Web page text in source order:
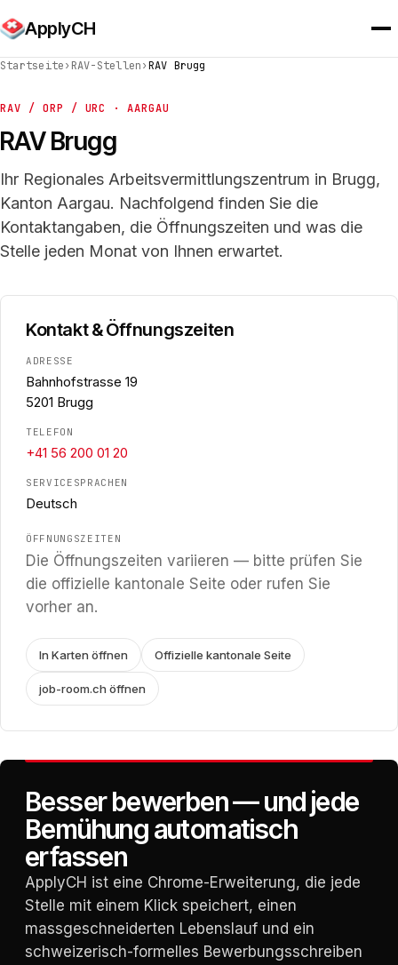
ApplyCH
Startseite› RAV-Stellen›RAV Brugg
RAV / ORP / URC · AARGAU
RAV Brugg
Ihr Regionales Arbeitsvermittlungszentrum in Brugg,
Kanton Aargau. Nachfolgend finden Sie die
Kontaktangaben, die Öffnungszeiten und was die
Stelle jeden Monat von Ihnen erwartet.
Kontakt & Öffnungszeiten
ADRESSE
Bahnhofstrasse 19
5201 Brugg
TELEFON
+41 56 200 01 20
SERVICESPRACHEN
Deutsch
ÖFFNUNGSZEITEN
Die Öffnungszeiten variieren — bitte prüfen Sie
die offizielle kantonale Seite oder rufen Sie
vorher an.
In Karten öffnen Offizielle kantonale Seite
job-room.ch öffnen
Besser bewerben — und jede
Bemühung automatisch
erfassen
ApplyCH ist eine Chrome-Erweiterung, die jede
Stelle mit einem Klick speichert, einen
massgeschneiderten Lebenslauf und ein
schweizerisch-formelles Bewerbungsschreiben